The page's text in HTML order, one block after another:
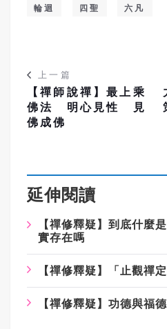
輪迴 四聖 六凡
上一篇
【禪師說禪】最上乘
佛法 明心見性 見
佛成佛
延伸閱讀
【禪修釋疑】到底什麼
實存在嗎
【禪修釋疑】「止觀禪
【禪修釋疑】功德與福